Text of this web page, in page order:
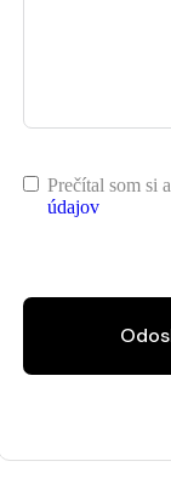
Prečítal som si
údajov